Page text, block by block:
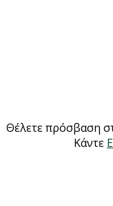
Θέλετε πρόσβαση
Κάντε